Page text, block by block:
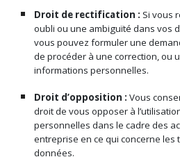
Droit de rectification : Si vous
oubli ou une ambiguïté dans vos
vous pouvez formuler une
de procéder à une correction, ou
informations personnelles.
Droit d’opposition :Vous
droit de vous opposer à
personnelles dans le cadre des
entreprise en ce qui concerne les
données.